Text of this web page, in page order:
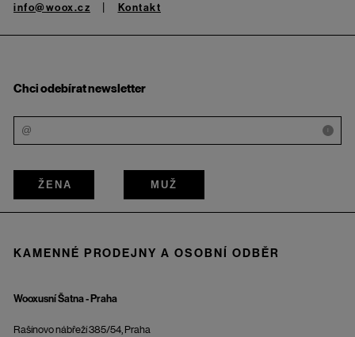
info@woox.cz Kontakt
Chci odebírat newsletter
i
ŽENA MUŽ
KAMENNÉ PRODEJNY A OSOBNÍ ODBĚR
Wooxusní Šatna - Praha
Rašínovo nábřeží 385/54, Praha